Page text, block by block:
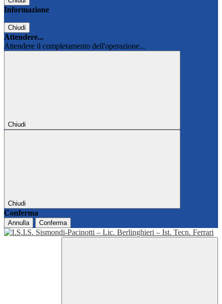
Informazione
Chiudi
Attendere...
Attendere il completamento dell'operazione...
Chiudi
Chiudi
Conferma
Annulla Conferma